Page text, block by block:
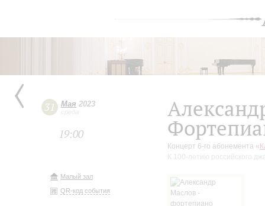
31 Мая 2023
среда
19:00
Малый зал
QR-код события
Концерт 6-го абонемента «
К 100-летию российского